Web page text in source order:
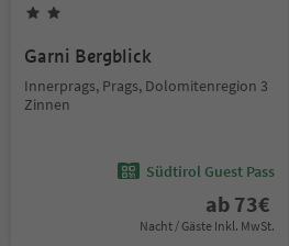
Garni Bergblick
Innerprags, Prags, Dolomitenregion 3
Zinnen
Südtirol Guest Pass
ab 73€
Nacht / Gäste Inkl. MwSt.